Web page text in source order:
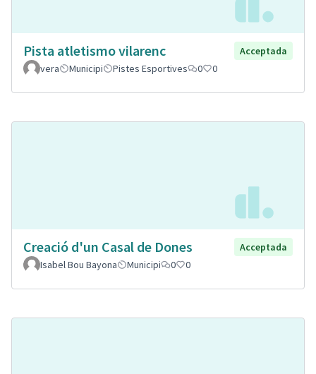
Pista atletismo vilarenc
Acceptada
vera
Municipi Pistes Esportives 0 0
Creació d'un Casal de Dones
Acceptada
Isabel Bou Bayona
Municipi 0 0